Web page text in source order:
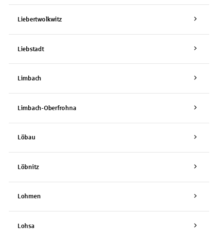
Liebertwolkwitz
Liebstadt
Limbach
Limbach-Oberfrohna
Löbau
Löbnitz
Lohmen
Lohsa